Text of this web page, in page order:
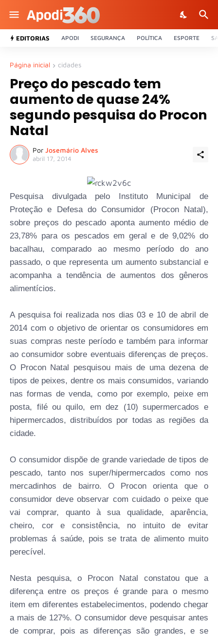
EDITORIAS APODI SEGURANÇA POLÍTICA ESPORTE
Página inicial cidades
Preço do pescado tem
aumento de quase 24%
segundo pesquisa do Procon
Natal
Por Josemário Alves
abril 17, 2014
Pesquisa divulgada pelo Instituto Municipal de
Proteção e Defesa do Consumidor (Procon Natal),
sobre preços do pescado aponta aumento médio de
23,78% para os pescados em geral e de 9,02% do
bacalhau, comparado ao mesmo período do ano
passado, o que representa um aumento substancial e
acompanha a tendência de aumentos dos gêneros
alimentícios.
A pesquisa foi realizada nos dias 03 e 10 de abril de
2014 com o objetivo de orientar os consumidores em
suas compras neste período e também para informar
ao consumidor sobre eventuais diferenças de preços.
O Procon Natal pesquisou mais de uma dezena de
tipos de peixes, dentre os mais consumidos, variando
nas formas de venda, como por exemplo, peixe em
posta, filé ou quilo, em dez (10) supermercados e
hipermercados, distribuídos por todas as regiões da
cidade.
O consumidor dispõe de grande variedade de tipos de
pescado, tanto nos super/hipermercados como nos
mercadinhos de bairro. O Procon orienta que o
consumidor deve observar com cuidado o peixe que
vai comprar, quanto à sua qualidade, aparência,
cheiro, cor e consistência, no intuito de evitar
problemas á saúde, pois se trata de alimento muito
perecível.
Nesta pesquisa, o Procon Natal constatou que a
diferença entre os preços é grande para o mesmo
item em diferentes estabelecimentos, podendo chegar
a mais de 127%. O consumidor deve pesquisar antes
de comprar, pois as diferenças são grandes, e se